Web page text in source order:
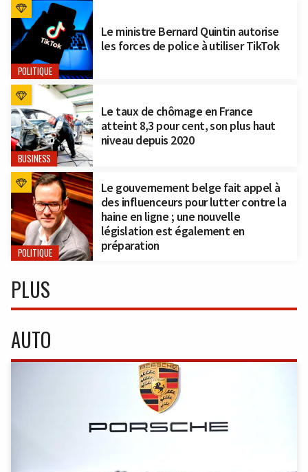
POLITIQUE
Le ministre Bernard Quintin autorise
les forces de police à utiliser TikTok
BUSINESS
Le taux de chômage en France
atteint 8,3 pour cent, son plus haut
niveau depuis 2020
POLITIQUE
Le gouvernement belge fait appel à
des influenceurs pour lutter contre la
haine en ligne ; une nouvelle
législation est également en
préparation
PLUS
AUTO